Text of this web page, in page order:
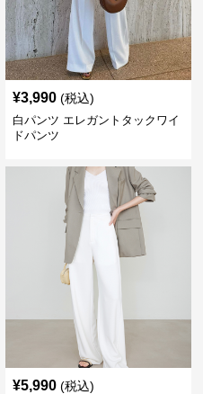
¥3,990 (税込)
白パンツ エレガントタックワイ
ドパンツ
¥5,990 (税込)